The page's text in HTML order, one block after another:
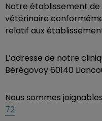
Notre établissement de
vétérinaire
relatif aux
L’adresse de notre
Bérégovoy 60140
Nous sommes
72